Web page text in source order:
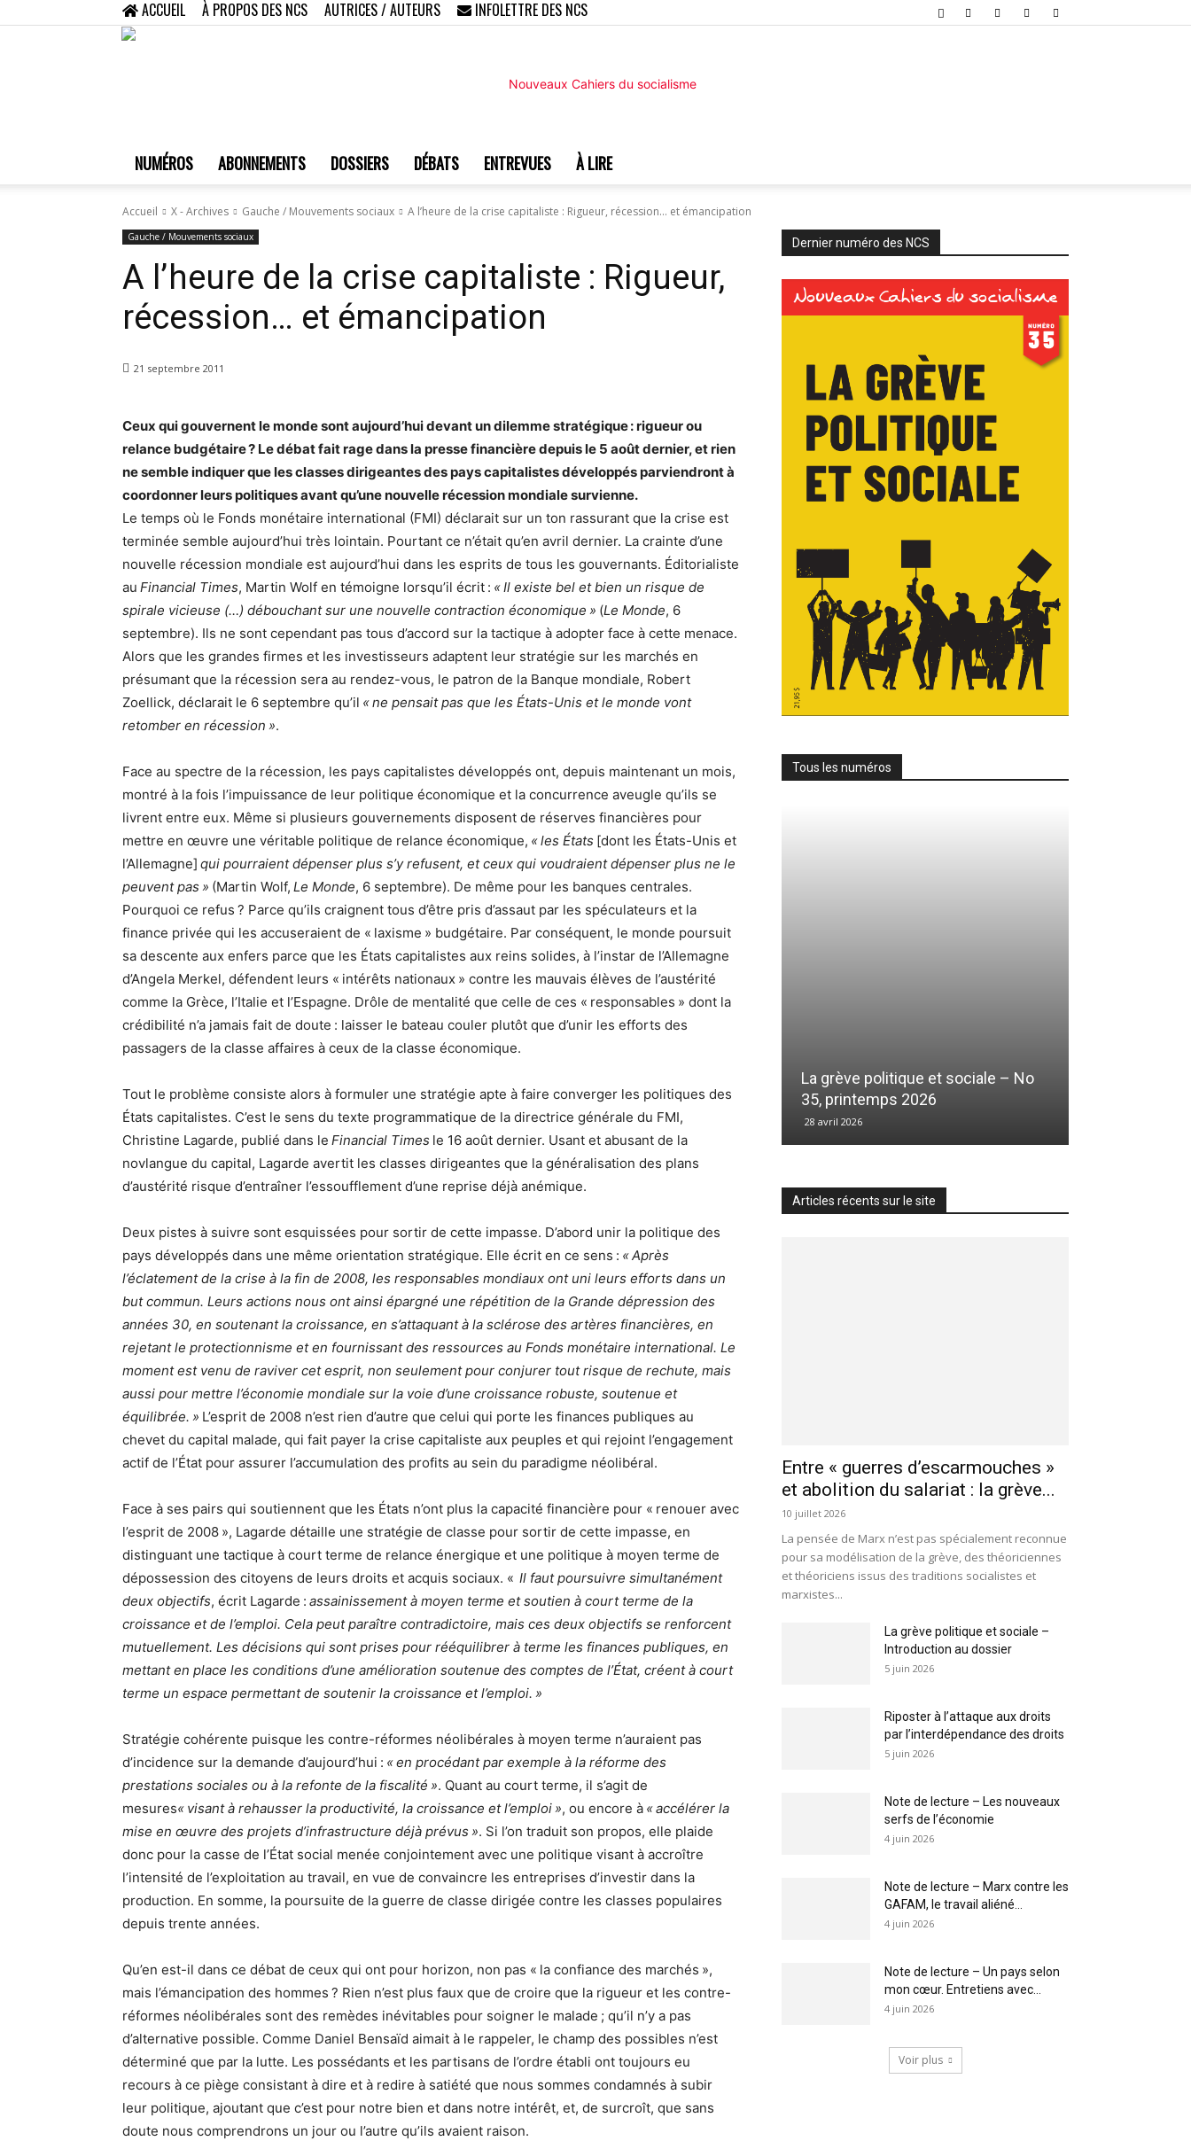
ACCUEIL À PROPOS DES NCS AUTRICES / AUTEURS INFOLETTRE DES NCS
du
socialisme
NUMÉROS ABONNEMENTS DOSSIERS DÉBATS ENTREVUES À LIRE
Accueil X - Archives Gauche / Mouvements sociaux A l’heure de la crise capitaliste : Rigueur, récession... et émancipation
Gauche / Mouvements sociaux
A l’heure de la crise capitaliste : Rigueur,
récession… et émancipation
21 septembre 2011
Ceux qui gouvernent le monde sont aujourd’hui devant un dilemme stratégique : rigueur ou
relance budgétaire ? Le débat fait rage dans la presse financière depuis le 5 août dernier, et rien
ne semble indiquer que les classes dirigeantes des pays capitalistes développés parviendront à
coordonner leurs politiques avant qu’une nouvelle récession mondiale survienne.
Le temps où le Fonds monétaire international (FMI) déclarait sur un ton rassurant que la crise est
terminée semble aujourd’hui très lointain. Pourtant ce n’était qu’en avril dernier. La crainte d’une
nouvelle récession mondiale est aujourd’hui dans les esprits de tous les gouvernants. Éditorialiste
au Financial Times, Martin Wolf en témoigne lorsqu’il écrit : « Il existe bel et bien un risque de
spirale vicieuse (…) débouchant sur une nouvelle contraction économique » (Le Monde, 6
septembre). Ils ne sont cependant pas tous d’accord sur la tactique à adopter face à cette menace.
Alors que les grandes firmes et les investisseurs adaptent leur stratégie sur les marchés en
présumant que la récession sera au rendez-vous, le patron de la Banque mondiale, Robert
Zoellick, déclarait le 6 septembre qu’il « ne pensait pas que les États-Unis et le monde vont
retomber en récession ».
Face au spectre de la récession, les pays capitalistes développés ont, depuis maintenant un mois,
montré à la fois l’impuissance de leur politique économique et la concurrence aveugle qu’ils se
livrent entre eux. Même si plusieurs gouvernements disposent de réserves financières pour
mettre en œuvre une véritable politique de relance économique, « les États [dont les États-Unis et
l’Allemagne] qui pourraient dépenser plus s’y refusent, et ceux qui voudraient dépenser plus ne le
peuvent pas » (Martin Wolf, Le Monde, 6 septembre). De même pour les banques centrales.
Pourquoi ce refus ? Parce qu’ils craignent tous d’être pris d’assaut par les spéculateurs et la
finance privée qui les accuseraient de « laxisme » budgétaire. Par conséquent, le monde poursuit
sa descente aux enfers parce que les États capitalistes aux reins solides, à l’instar de l’Allemagne
d’Angela Merkel, défendent leurs « intérêts nationaux » contre les mauvais élèves de l’austérité
comme la Grèce, l’Italie et l’Espagne. Drôle de mentalité que celle de ces « responsables » dont la
crédibilité n’a jamais fait de doute : laisser le bateau couler plutôt que d’unir les efforts des
passagers de la classe affaires à ceux de la classe économique.
Tout le problème consiste alors à formuler une stratégie apte à faire converger les politiques des
États capitalistes. C’est le sens du texte programmatique de la directrice générale du FMI,
Christine Lagarde, publié dans le Financial Times le 16 août dernier. Usant et abusant de la
novlangue du capital, Lagarde avertit les classes dirigeantes que la généralisation des plans
d’austérité risque d’entraîner l’essoufflement d’une reprise déjà anémique.
Deux pistes à suivre sont esquissées pour sortir de cette impasse. D’abord unir la politique des
pays développés dans une même orientation stratégique. Elle écrit en ce sens : « Après
l’éclatement de la crise à la fin de 2008, les responsables mondiaux ont uni leurs efforts dans un
but commun. Leurs actions nous ont ainsi épargné une répétition de la Grande dépression des
années 30, en soutenant la croissance, en s’attaquant à la sclérose des artères financières, en
rejetant le protectionnisme et en fournissant des ressources au Fonds monétaire international. Le
moment est venu de raviver cet esprit, non seulement pour conjurer tout risque de rechute, mais
aussi pour mettre l’économie mondiale sur la voie d’une croissance robuste, soutenue et
équilibrée. » L’esprit de 2008 n’est rien d’autre que celui qui porte les finances publiques au
chevet du capital malade, qui fait payer la crise capitaliste aux peuples et qui rejoint l’engagement
actif de l’État pour assurer l’accumulation des profits au sein du paradigme néolibéral.
Face à ses pairs qui soutiennent que les États n’ont plus la capacité financière pour « renouer avec
l’esprit de 2008 », Lagarde détaille une stratégie de classe pour sortir de cette impasse, en
distinguant une tactique à court terme de relance énergique et une politique à moyen terme de
dépossession des citoyens de leurs droits et acquis sociaux. « Il faut poursuivre simultanément
deux objectifs, écrit Lagarde : assainissement à moyen terme et soutien à court terme de la
croissance et de l’emploi. Cela peut paraître contradictoire, mais ces deux objectifs se renforcent
mutuellement. Les décisions qui sont prises pour rééquilibrer à terme les finances publiques, en
mettant en place les conditions d’une amélioration soutenue des comptes de l’État, créent à court
terme un espace permettant de soutenir la croissance et l’emploi. »
Stratégie cohérente puisque les contre-réformes néolibérales à moyen terme n’auraient pas
d’incidence sur la demande d’aujourd’hui : « en procédant par exemple à la réforme des
prestations sociales ou à la refonte de la fiscalité ». Quant au court terme, il s’agit de
mesures« visant à rehausser la productivité, la croissance et l’emploi », ou encore à « accélérer la
mise en œuvre des projets d’infrastructure déjà prévus ». Si l’on traduit son propos, elle plaide
donc pour la casse de l’État social menée conjointement avec une politique visant à accroître
l’intensité de l’exploitation au travail, en vue de convaincre les entreprises d’investir dans la
production. En somme, la poursuite de la guerre de classe dirigée contre les classes populaires
depuis trente années.
Qu’en est-il dans ce débat de ceux qui ont pour horizon, non pas « la confiance des marchés »,
mais l’émancipation des hommes ? Rien n’est plus faux que de croire que la rigueur et les contre-
réformes néolibérales sont des remèdes inévitables pour soigner le malade ; qu’il n’y a pas
d’alternative possible. Comme Daniel Bensaïd aimait à le rappeler, le champ des possibles n’est
déterminé que par la lutte. Les possédants et les partisans de l’ordre établi ont toujours eu
recours à ce piège consistant à dire et à redire à satiété que nous sommes condamnés à subir
leur politique, ajoutant que c’est pour notre bien et dans notre intérêt, et, de surcroît, que sans
doute nous comprendrons un jour ou l’autre qu’ils avaient raison.
Dernier numéro des NCS
Tous les numéros
La grève politique et sociale – No
35, printemps 2026
28 avril 2026
Articles récents sur le site
Entre « guerres d’escarmouches »
et abolition du salariat : la grève...
10 juillet 2026
La pensée de Marx n’est pas spécialement reconnue
pour sa modélisation de la grève, des théoriciennes
et théoriciens issus des traditions socialistes et
marxistes...
La grève politique et sociale –
Introduction au dossier
5 juin 2026
Riposter à l’attaque aux droits
par l’interdépendance des droits
5 juin 2026
Note de lecture – Les nouveaux
serfs de l’économie
4 juin 2026
Note de lecture – Marx contre les
GAFAM, le travail aliéné...
4 juin 2026
Note de lecture – Un pays selon
mon cœur. Entretiens avec...
4 juin 2026
Voir plus